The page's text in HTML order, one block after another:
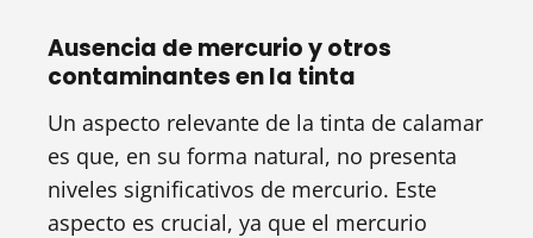
Ausencia de mercurio y otros
contaminantes en la tinta
Un aspecto relevante de la tinta de calamar
es que, en su forma natural, no presenta
niveles significativos de mercurio. Este
aspecto es crucial, ya que el mercurio